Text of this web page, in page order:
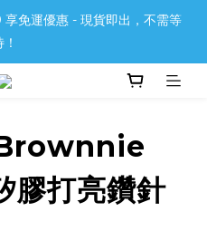
免運優惠 - 現貨即出，不需等
打亮鑽針